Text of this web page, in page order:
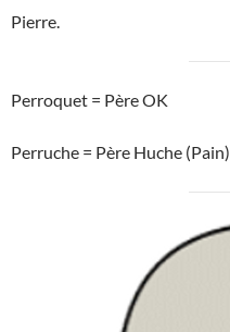
Pierre.
Perroquet = Père OK
Perruche = Père Huche (Pain)